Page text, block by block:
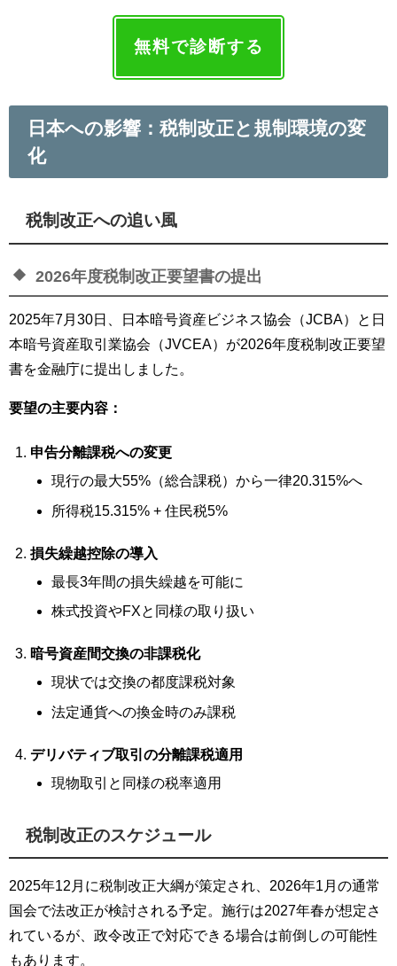
無料で診断する
日本への影響：税制改正と規制環境の変
化
税制改正への追い風
2026年度税制改正要望書の提出
2025年7月30日、日本暗号資産ビジネス協会（JCBA）と日
本暗号資産取引業協会（JVCEA）が2026年度税制改正要望
書を金融庁に提出しました。
要望の主要内容：
申告分離課税への変更
現行の最大55%（総合課税）から一律20.315%へ
所得税15.315% + 住民税5%
損失繰越控除の導入
最長3年間の損失繰越を可能に
株式投資やFXと同様の取り扱い
暗号資産間交換の非課税化
現状では交換の都度課税対象
法定通貨への換金時のみ課税
デリバティブ取引の分離課税適用
現物取引と同様の税率適用
税制改正のスケジュール
2025年12月に税制改正大綱が策定され、2026年1月の通常
国会で法改正が検討される予定。施行は2027年春が想定さ
れているが、政令改正で対応できる場合は前倒しの可能性
もあります。